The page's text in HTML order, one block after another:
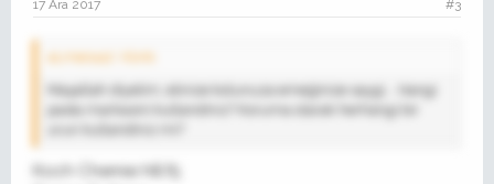
17 Ara 2017 #3
aLmera41' Alıntı:
Maşallah diyelim, elinize kolunuza emeğinize saygi... Hangi
pasta markasini kullandiniz? Koruma olarak herhangi bir
urun kullandiniz mi?
Koch Chemie h8,f5